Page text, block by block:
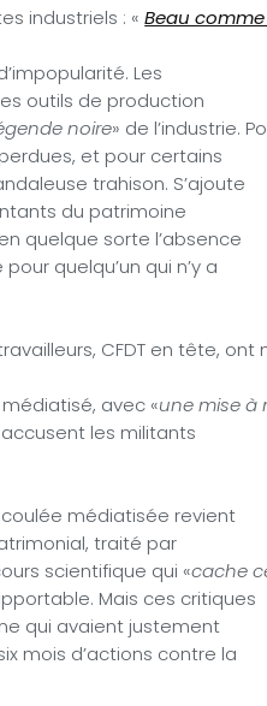
industriels : «Beau
Les
outils de production
noire» de l’industrie.
et pour certains
trahison. S’ajoute
du patrimoine
quelque sorte l’absence
quelqu’un qui n’y a
CFDT en tête, ont
avec «une mise à
accusent les militants
coulée médiatisée revient
traité par
scientifique qui «cache
Mais ces critiques
qui avaient justement
mois d’actions contre la